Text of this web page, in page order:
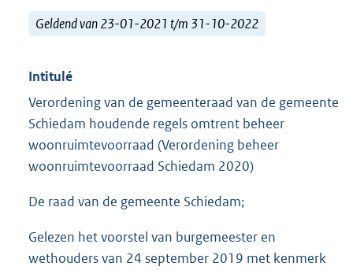
Geldend van 23-01-2021 t/m 31-10-2022
Intitulé
Verordening van de gemeenteraad van de gemeente
Schiedam houdende regels omtrent beheer
woonruimtevoorraad (Verordening beheer
woonruimtevoorraad Schiedam 2020)
De raad van de gemeente Schiedam;
Gelezen het voorstel van burgemeester en
wethouders van 24 september 2019 met kenmerk